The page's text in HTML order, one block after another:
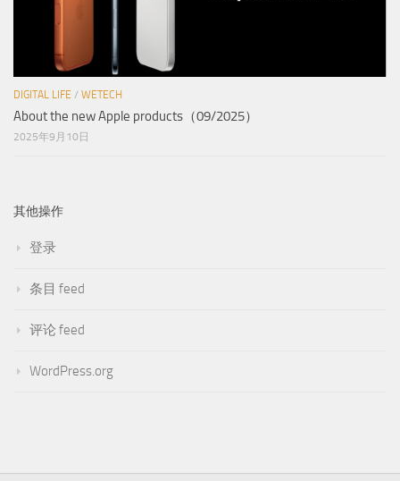
DIGITAL LIFE / WETECH
About the new Apple products（09/2025）
2025年9月10日
其他操作
登录
条目 feed
评论 feed
WordPress.org